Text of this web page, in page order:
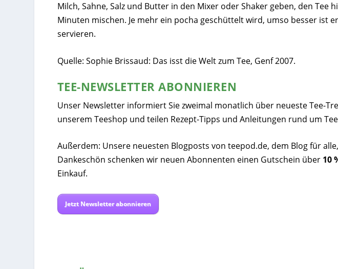
Milch, Sahne, Salz und Butter in den Mixer oder Shaker geben, den Tee
Minuten mischen. Je mehr ein pocha geschüttelt wird, umso besser ist
servieren.
Quelle: Sophie Brissaud: Das isst die Welt zum Tee, Genf 2007.
TEE-NEWSLETTER ABONNIEREN
Unser Newsletter informiert Sie zweimal monatlich über neueste Tee-
unserem Teeshop und teilen Rezept-Tipps und Anleitungen rund um
Außerdem: Unsere neuesten Blogposts von teepod.de, dem Blog für
Dankeschön schenken wir neuen Abonnenten einen Gutschein über 10
Einkauf.
Jetzt Newsletter abonnieren